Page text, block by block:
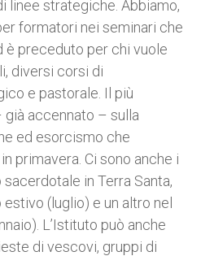
linee strategiche. Abbiamo,
formatori nei seminari che
è preceduto per chi vuole
diversi corsi di
e pastorale. Il più
accennato – sulla
ed esorcismo che
primavera. Ci sono anche i
in Terra Santa,
(luglio) e un altro nel
L’Istituto può anche
di vescovi, gruppi di